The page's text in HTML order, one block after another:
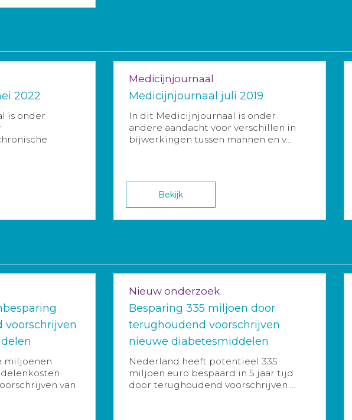
2022
is onder
Medicijnjournaal
Medicijnjournaal juli 2019
In dit Medicijnjournaal is onder
andere aandacht voor verschillen in
bijwerkingen tussen mannen en v...
Bekijk
voorschrijven
miljoenen
van
Nieuw onderzoek
Besparing 335 miljoen door
terughoudend voorschrijven
nieuwe diabetesmiddelen
Nederland heeft potentieel 335
miljoen euro bespaard in 5 jaar tijd
door terughoudend voorschrijven ...